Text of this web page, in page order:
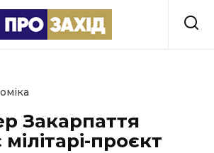
Закарпаття
проєкт